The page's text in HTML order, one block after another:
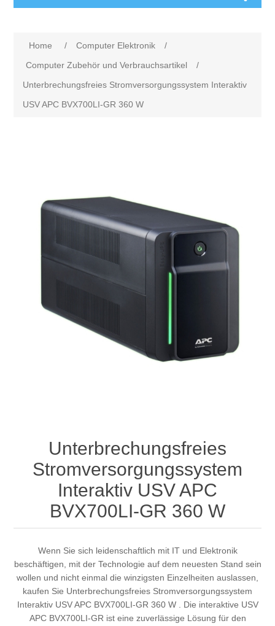
Home / Computer Elektronik
/
Computer Zubehör und Verbrauchsartikel
/
Unterbrechungsfreies Stromversorgungssystem Interaktiv
USV APC BVX700LI-GR 360 W
Unterbrechungsfreies
Stromversorgungssystem
Interaktiv USV APC
BVX700LI-GR 360 W
Wenn Sie sich leidenschaftlich mit IT und Elektronik
beschäftigen, mit der Technologie auf dem neuesten Stand sein
wollen und nicht einmal die winzigsten Einzelheiten auslassen,
kaufen Sie Unterbrechungsfreies Stromversorgungssystem
Interaktiv USV APC BVX700LI-GR 360 W . Die interaktive USV
APC BVX700LI-GR ist eine zuverlässige Lösung für den